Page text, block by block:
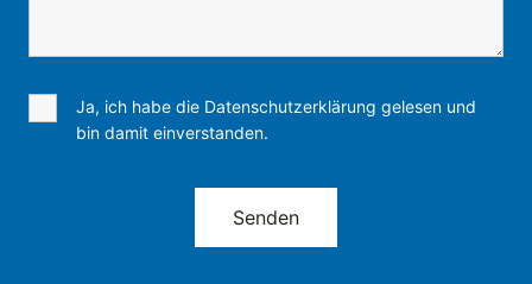
Ja, ich habe die Datenschutzerklärung gelesen und
bin damit einverstanden.